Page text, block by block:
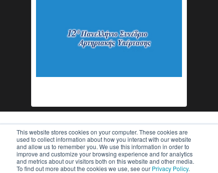
This website stores cookies on your computer. These cookies are
used to collect information about how you interact with our website
and allow us to remember you. We use this information in order to
improve and customize your browsing experience and for analytics
and metrics about our visitors both on this website and other media.
To find out more about the cookies we use, see our Privacy Policy.
Inventics A.E. | All rights reserved